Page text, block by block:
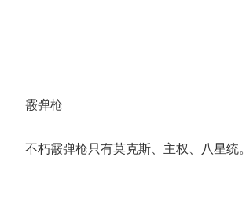
霰弹枪
不朽霰弹枪只有莫克斯、主权、八星统。